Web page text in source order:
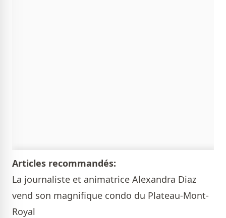
Articles recommandés:
La journaliste et animatrice Alexandra Diaz
vend son magnifique condo du Plateau-Mont-
Royal